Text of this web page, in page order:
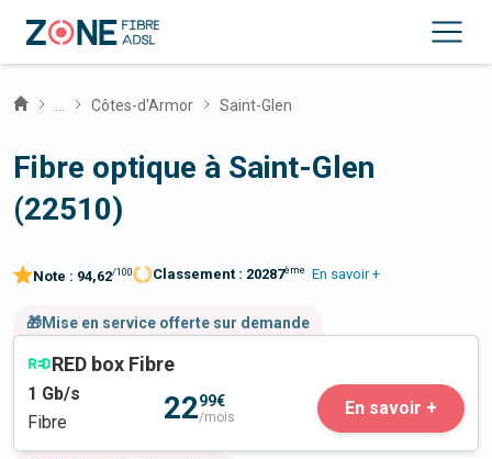
Côtes-d'Armor Saint-Glen
Fibre optique à Saint-Glen
(22510)
Note : 94,62/100 Classement : 20287ème En savoir +
🎁Mise en service offerte sur demande
RED box Fibre
1 Gb/s
Fibre
2299€
/mois En savoir +